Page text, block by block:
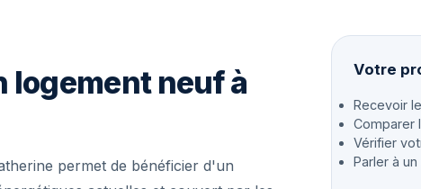
logement neuf à
permet de bénéficier d'un
Votre
Recevoir
Comparer
Vérifier
Parler à